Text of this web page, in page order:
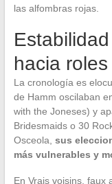
las alfombras rojas.
hacia
La cronología es
de Hamm oscilaban
with the Joneses) y
Bridesmaids o 30
Osceola, sus
más vulnerables y
En Vrais voisins, faux